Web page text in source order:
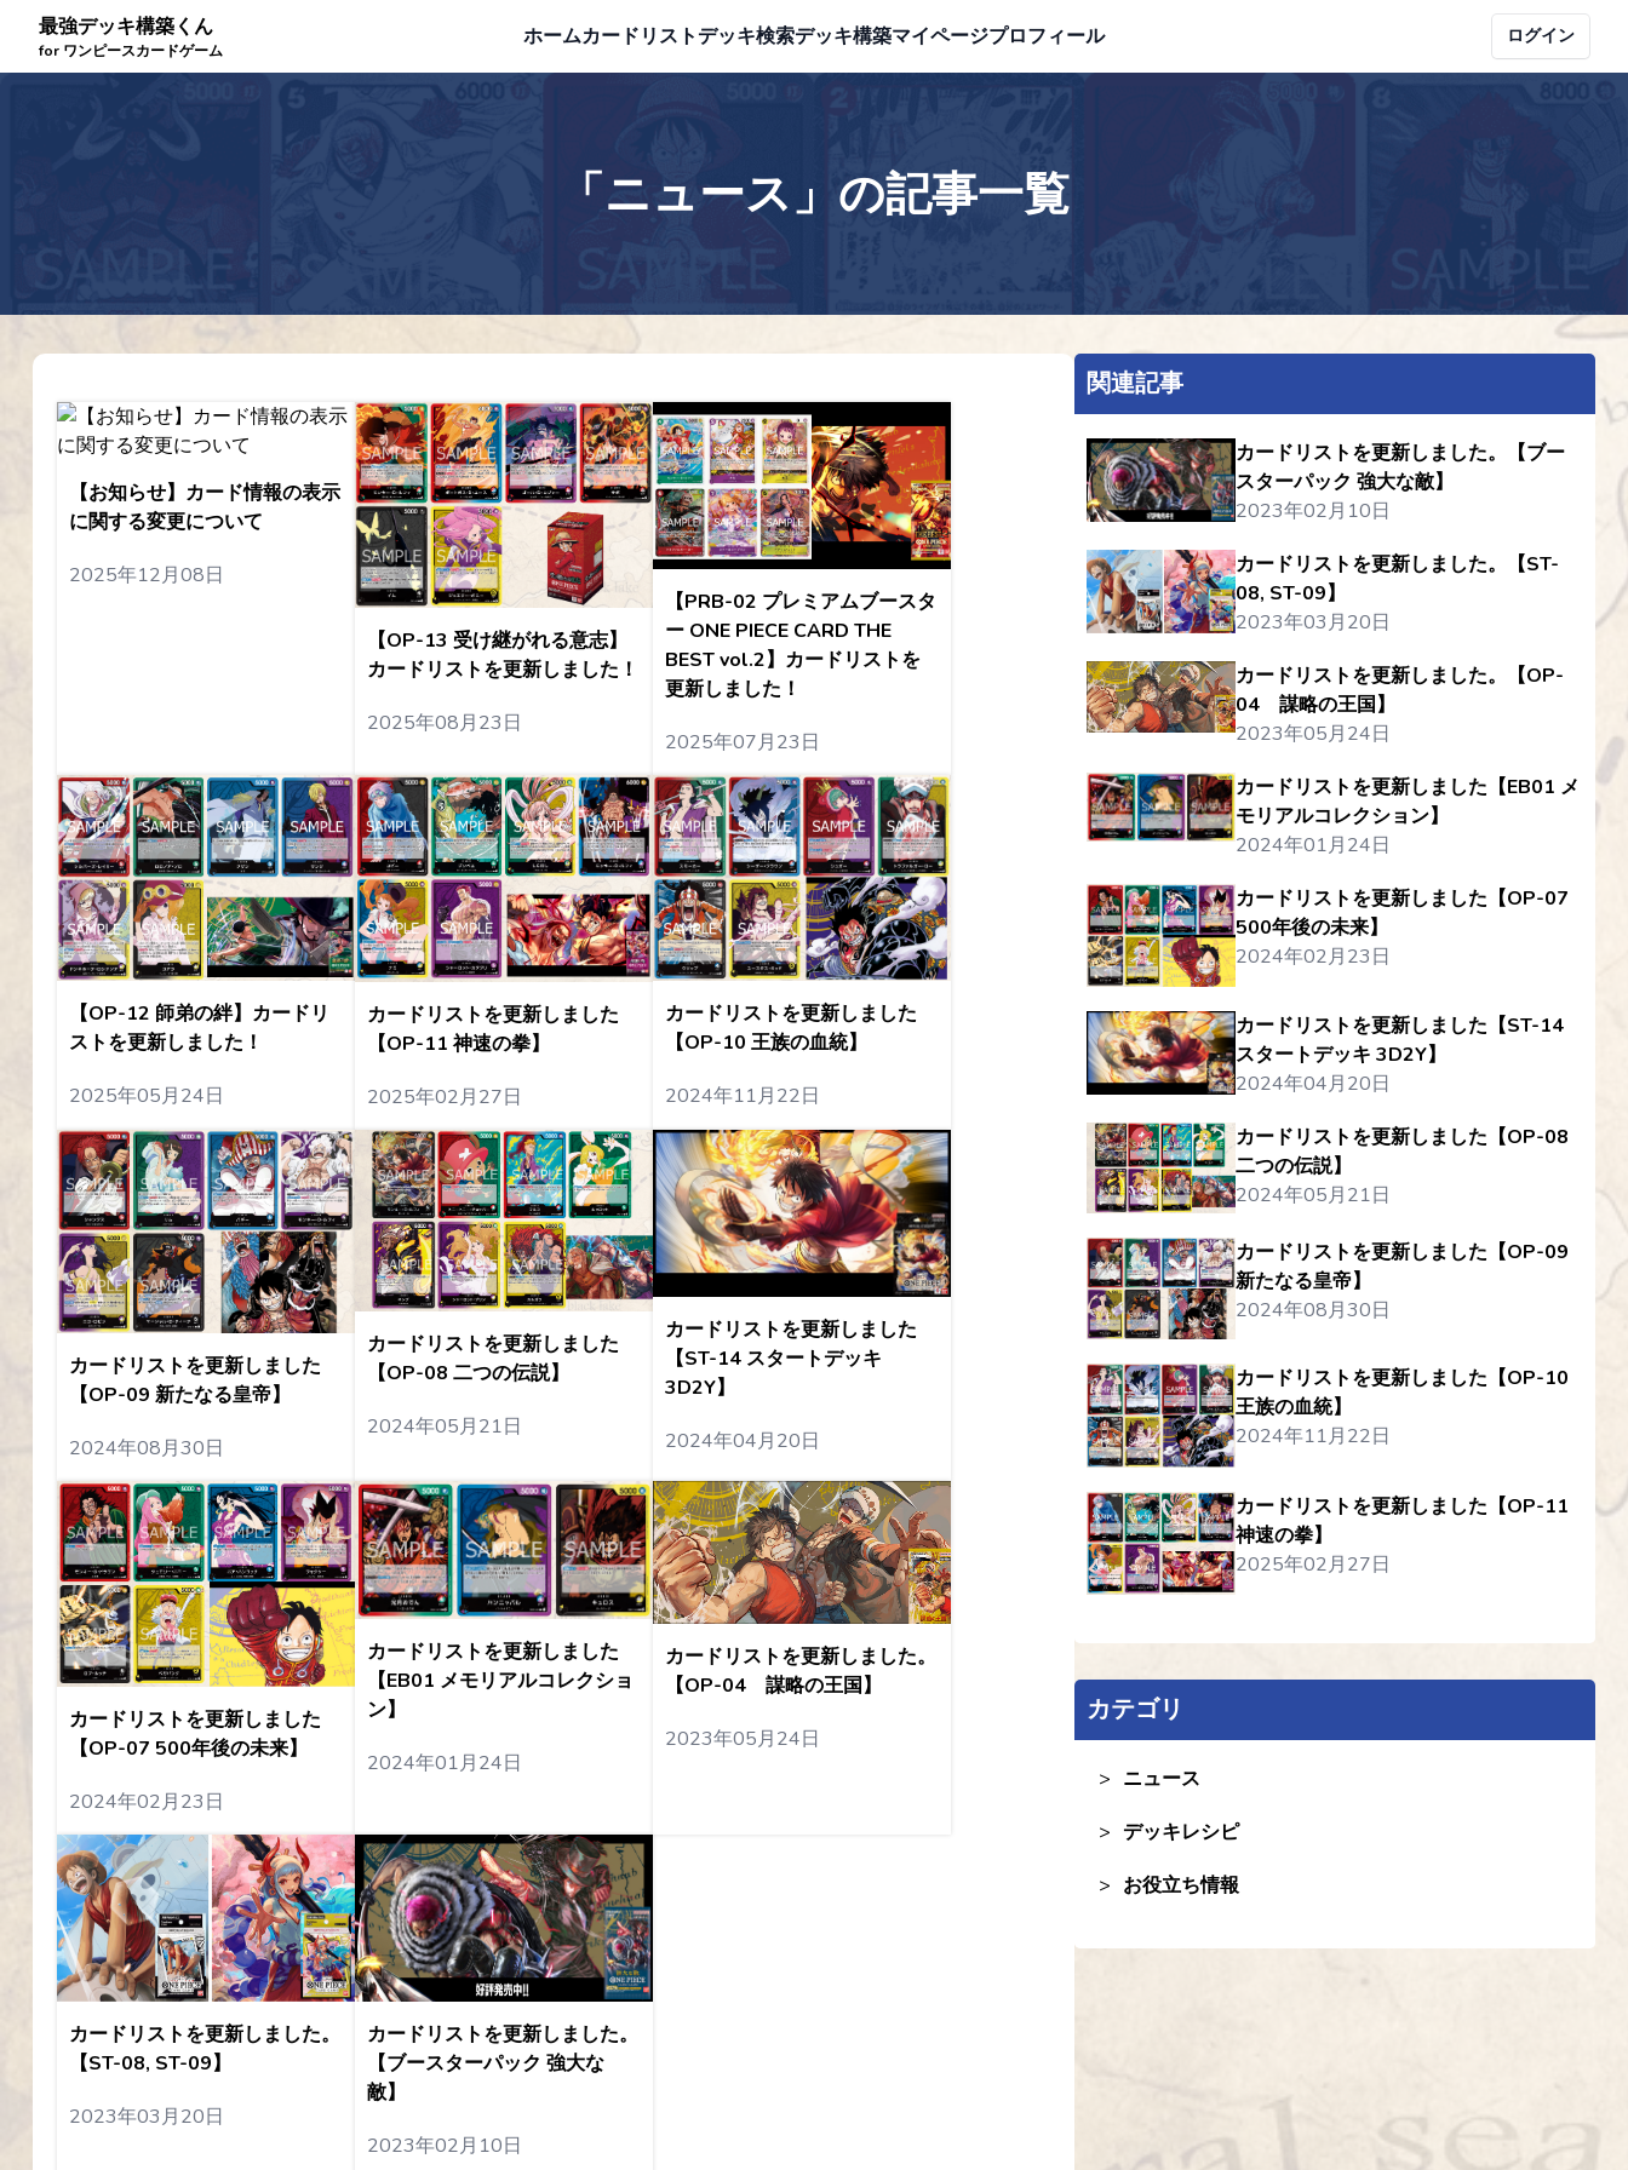
最強デッキ構築くん
for ワンピースカードゲーム
ホームカードリストデッキ検索デッキ構築マイページプロフィール ログイン
「ニュース」の記事一覧
【お知らせ】カード情報の表示
に関する変更について
2025年12月08日
【OP-13 受け継がれる意志】
カードリストを更新しました！
2025年08月23日
【PRB-02 プレミアムブースタ
ー ONE PIECE CARD THE
BEST vol.2】カードリストを
更新しました！
2025年07月23日
【OP-12 師弟の絆】カードリ
ストを更新しました！
2025年05月24日
カードリストを更新しました
【OP-11 神速の拳】
2025年02月27日
カードリストを更新しました
【OP-10 王族の血統】
2024年11月22日
カードリストを更新しました
【OP-09 新たなる皇帝】
2024年08月30日
カードリストを更新しました
【OP-08 二つの伝説】
2024年05月21日
カードリストを更新しました
【ST-14 スタートデッキ
3D2Y】
2024年04月20日
カードリストを更新しました
【OP-07 500年後の未来】
2024年02月23日
カードリストを更新しました
【EB01 メモリアルコレクショ
ン】
2024年01月24日
カードリストを更新しました。
【OP-04 謀略の王国】
2023年05月24日
カードリストを更新しました。
【ST-08, ST-09】
2023年03月20日
カードリストを更新しました。
【ブースターパック 強大な
敵】
2023年02月10日
関連記事
カードリストを更新しました。【ブー
スターパック 強大な敵】
2023年02月10日
カードリストを更新しました。【ST-
08, ST-09】
2023年03月20日
カードリストを更新しました。【OP-
04 謀略の王国】
2023年05月24日
カードリストを更新しました【EB01 メ
モリアルコレクション】
2024年01月24日
カードリストを更新しました【OP-07
500年後の未来】
2024年02月23日
カードリストを更新しました【ST-14
スタートデッキ 3D2Y】
2024年04月20日
カードリストを更新しました【OP-08
二つの伝説】
2024年05月21日
カードリストを更新しました【OP-09
新たなる皇帝】
2024年08月30日
カードリストを更新しました【OP-10
王族の血統】
2024年11月22日
カードリストを更新しました【OP-11
神速の拳】
2025年02月27日
カテゴリ
ニュース
デッキレシピ
お役立ち情報